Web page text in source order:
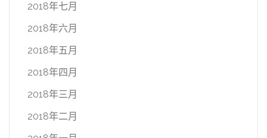
2018年七月
2018年六月
2018年五月
2018年四月
2018年三月
2018年二月